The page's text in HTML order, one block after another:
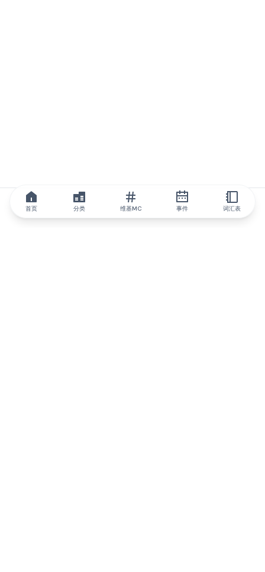
首页 分类 维基MC 事件 词汇表